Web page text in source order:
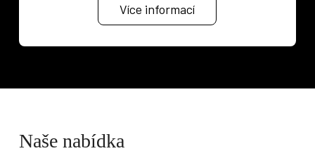
Více informací
Naše nabídka